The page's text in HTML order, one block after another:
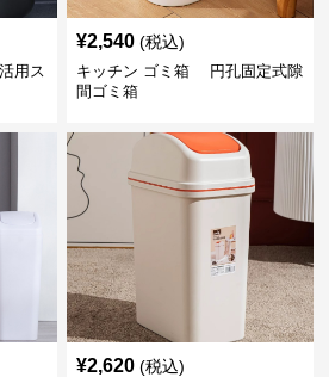
用ス
¥2,540 (税込)
キッチン ゴミ箱 円孔固定式隙
間ゴミ箱
¥2,620 (税込)